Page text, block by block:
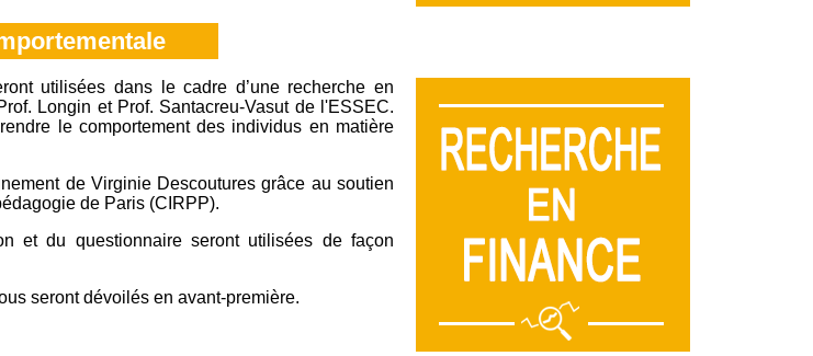
utilisées dans le cadre d’une recherche en
Longin et Prof. Santacreu-Vasut de l'ESSEC.
le comportement des individus en matière
de Virginie Descoutures grâce au soutien
de Paris (CIRPP).
et du questionnaire seront utilisées de façon
seront dévoilés en avant-première.